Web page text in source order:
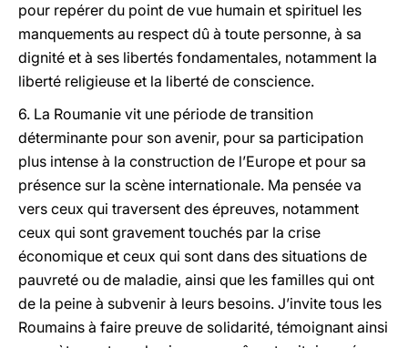
pour repérer du point de vue humain et spirituel les
manquements au respect dû à toute personne, à sa
dignité et à ses libertés fondamentales, notamment la
liberté religieuse et la liberté de conscience.
6. La Roumanie vit une période de transition
déterminante pour son avenir, pour sa participation
plus intense à la construction de l’Europe et pour sa
présence sur la scène internationale. Ma pensée va
vers ceux qui traversent des épreuves, notamment
ceux qui sont gravement touchés par la crise
économique et ceux qui sont dans des situations de
pauvreté ou de maladie, ainsi que les familles qui ont
de la peine à subvenir à leurs besoins. J’invite tous les
Roumains à faire preuve de solidarité, témoignant ainsi